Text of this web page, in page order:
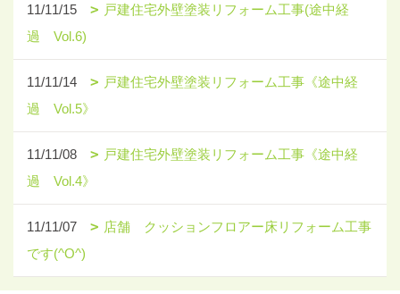
11/11/15
戸建住宅外壁塗装リフォーム工事(途中経
過 Vol.6)
11/11/14
戸建住宅外壁塗装リフォーム工事《途中経
過 Vol.5》
11/11/08
戸建住宅外壁塗装リフォーム工事《途中経
過 Vol.4》
11/11/07
店舗 クッションフロアー床リフォーム工事
です(^O^)